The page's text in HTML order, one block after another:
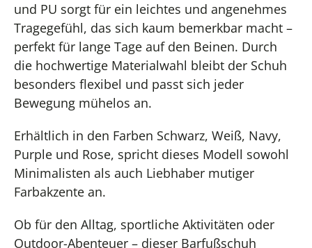
und PU sorgt für ein leichtes und angenehmes
Tragegefühl, das sich kaum bemerkbar macht –
perfekt für lange Tage auf den Beinen. Durch
die hochwertige Materialwahl bleibt der Schuh
besonders flexibel und passt sich jeder
Bewegung mühelos an.
Erhältlich in den Farben Schwarz, Weiß, Navy,
Purple und Rose, spricht dieses Modell sowohl
Minimalisten als auch Liebhaber mutiger
Farbakzente an.
Ob für den Alltag, sportliche Aktivitäten oder
Outdoor-Abenteuer – dieser Barfußschuh